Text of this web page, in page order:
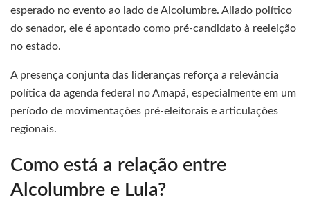
esperado no evento ao lado de Alcolumbre. Aliado político
do senador, ele é apontado como pré-candidato à reeleição
no estado.
A presença conjunta das lideranças reforça a relevância
política da agenda federal no Amapá, especialmente em um
período de movimentações pré-eleitorais e articulações
regionais.
Como está a relação entre
Alcolumbre e Lula?